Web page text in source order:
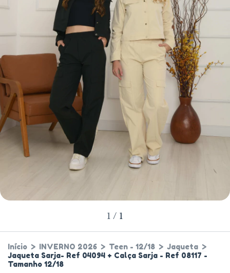
1 / 1
Início > INVERNO 2026 > Teen - 12/18 > Jaqueta >
Jaqueta Sarja- Ref 04094 + Calça Sarja - Ref 08117 -
Tamanho 12/18